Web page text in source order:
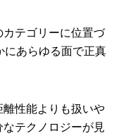
テゴリーに位置づ
にあらゆる面で正真
性能よりも扱いや
テクノロジーが見